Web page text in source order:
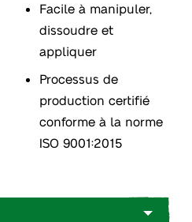
Facile à manipuler,
dissoudre et
appliquer
Processus de
production certifié
conforme à la norme
ISO 9001:2015